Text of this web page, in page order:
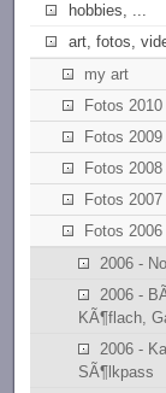
hobbies, ...
art, fotos,
my art
Fotos 2010
Fotos 2009
Fotos 2008
Fotos 2007
Fotos 2006
2006 -
2006 -
KÃ¶flach,
2006 -
SÃ¶lkpass